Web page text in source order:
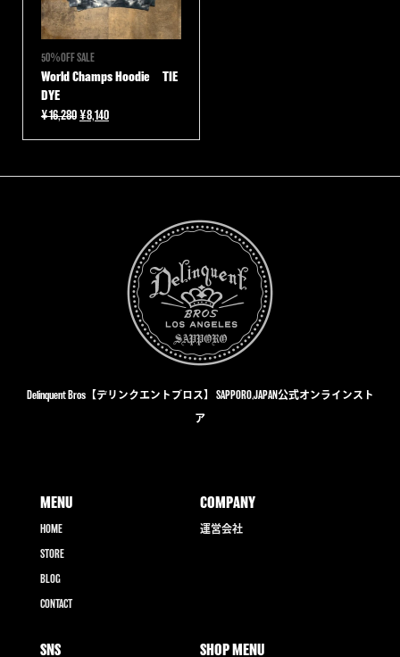
50％OFF SALE
World Champs Hoodie TIE
DYE
¥16,280元
¥8,140現
す。
Delinquent Bros【デリンクエントブロス】 SAPPORO,JAPAN公式オンラインスト
ア
MENU
HOME
STORE
BLOG
CONTACT
COMPANY
運営会社
SNS SHOP MENU